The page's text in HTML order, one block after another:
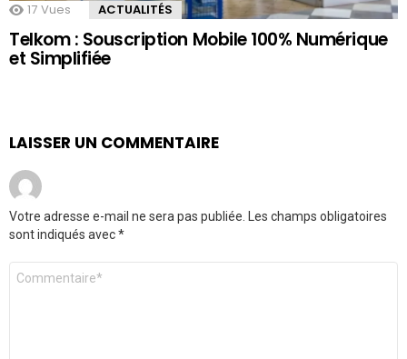
17 Vues ACTUALITÉS
Telkom : Souscription Mobile 100% Numérique
et Simplifiée
LAISSER UN COMMENTAIRE
Votre adresse e-mail ne sera pas publiée. Les champs obligatoires
sont indiqués avec*
Commentaire